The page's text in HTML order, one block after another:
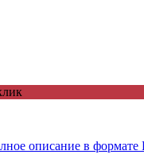
описание в формате